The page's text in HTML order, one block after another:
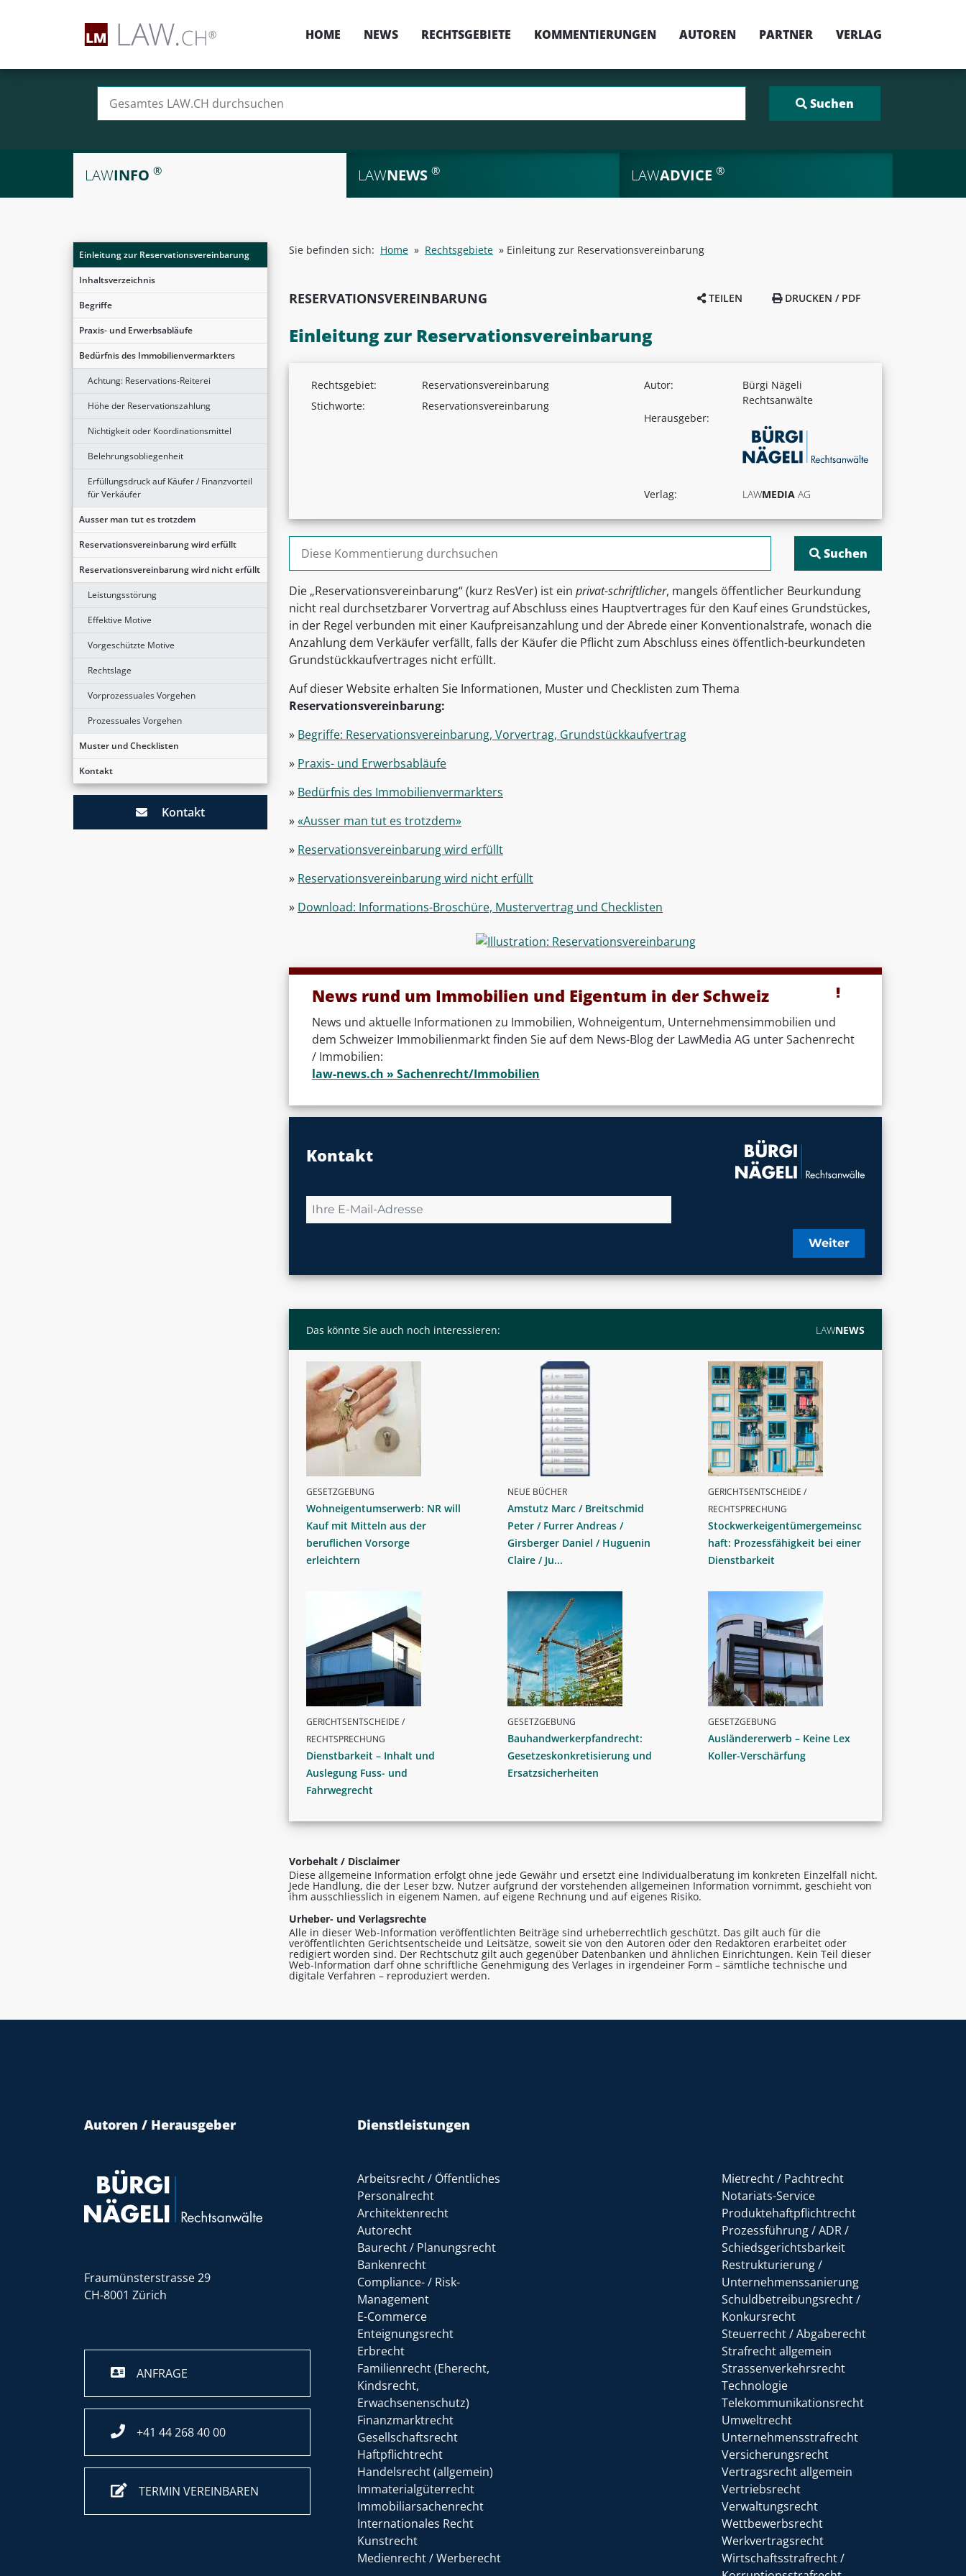
HOME NEWS RECHTSGEBIETE KOMMENTIERUNGEN AUTOREN PARTNER VERLAG
LAWINFO ® LAWNEWS ® LAWADVICE ®
Einleitung zur Reservationsvereinbarung
Inhaltsverzeichnis
Begriffe
Praxis- und Erwerbsabläufe
Bedürfnis des Immobilienvermarkters
Achtung: Reservations-Reiterei
Höhe der Reservationszahlung
Nichtigkeit oder Koordinationsmittel
Belehrungsobliegenheit
Erfüllungsdruck auf Käufer / Finanzvorteil
für Verkäufer
Ausser man tut es trotzdem
Reservationsvereinbarung wird erfüllt
Reservationsvereinbarung wird nicht erfüllt
Leistungsstörung
Effektive Motive
Vorgeschützte Motive
Rechtslage
Vorprozessuales Vorgehen
Prozessuales Vorgehen
Muster und Checklisten
Kontakt
Kontakt
Sie befinden sich: Home » Rechtsgebiete » Einleitung zur Reservationsvereinbarung
RESERVATIONSVEREINBARUNG TEILEN DRUCKEN / PDF
Einleitung zur Reservationsvereinbarung
Rechtsgebiet:
Reservationsvereinbarung
Stichworte:
Reservationsvereinbarung
Autor:
Bürgi Nägeli
Rechtsanwälte
Herausgeber:
Verlag: LAWMEDIA AG
Suchen nach:
Die „Reservationsvereinbarung“ (kurz ResVer) ist ein privat-schriftlicher, mangels öffentlicher Beurkundung
nicht real durchsetzbarer Vorvertrag auf Abschluss eines Hauptvertrages für den Kauf eines Grundstückes,
in der Regel verbunden mit einer Kaufpreisanzahlung und der Abrede einer Konventionalstrafe, wonach die
Anzahlung dem Verkäufer verfällt, falls der Käufer die Pflicht zum Abschluss eines öffentlich-beurkundeten
Grundstückkaufvertrages nicht erfüllt.
Auf dieser Website erhalten Sie Informationen, Muster und Checklisten zum Thema
Reservationsvereinbarung:
» Begriffe: Reservationsvereinbarung, Vorvertrag, Grundstückkaufvertrag
» Praxis- und Erwerbsabläufe
» Bedürfnis des Immobilienvermarkters
»«Ausser man tut es trotzdem»
» Reservationsvereinbarung wird erfüllt
» Reservationsvereinbarung wird nicht erfüllt
» Download: Informations-Broschüre, Mustervertrag und Checklisten
News rund um Immobilien und Eigentum in der Schweiz
News und aktuelle Informationen zu Immobilien, Wohneigentum, Unternehmensimmobilien und
dem Schweizer Immobilienmarkt finden Sie auf dem News-Blog der LawMedia AG unter Sachenrecht
/ Immobilien:
law-news.ch » Sachenrecht/Immobilien
Kontakt
Weiter
Das könnte Sie auch noch interessieren: LAWNEWS
GESETZGEBUNG
Wohneigentumserwerb: NR will
Kauf mit Mitteln aus der
beruflichen Vorsorge
erleichtern
NEUE BÜCHER
Amstutz Marc / Breitschmid
Peter / Furrer Andreas /
Girsberger Daniel / Huguenin
Claire / Ju...
GERICHTSENTSCHEIDE /
RECHTSPRECHUNG
Stockwerkeigentümergemeinsc
haft: Prozessfähigkeit bei einer
Dienstbarkeit
GERICHTSENTSCHEIDE /
RECHTSPRECHUNG
Dienstbarkeit – Inhalt und
Auslegung Fuss- und
Fahrwegrecht
GESETZGEBUNG
Bauhandwerkerpfandrecht:
Gesetzeskonkretisierung und
Ersatzsicherheiten
GESETZGEBUNG
Ausländererwerb – Keine Lex
Koller-Verschärfung
Vorbehalt / Disclaimer
Diese allgemeine Information erfolgt ohne jede Gewähr und ersetzt eine Individualberatung im konkreten Einzelfall nicht.
Jede Handlung, die der Leser bzw. Nutzer aufgrund der vorstehenden allgemeinen Information vornimmt, geschieht von
ihm ausschliesslich in eigenem Namen, auf eigene Rechnung und auf eigenes Risiko.
Urheber- und Verlagsrechte
Alle in dieser Web-Information veröffentlichten Beiträge sind urheberrechtlich geschützt. Das gilt auch für die
veröffentlichten Gerichtsentscheide und Leitsätze, soweit sie von den Autoren oder den Redaktoren erarbeitet oder
redigiert worden sind. Der Rechtschutz gilt auch gegenüber Datenbanken und ähnlichen Einrichtungen. Kein Teil dieser
Web-Information darf ohne schriftliche Genehmigung des Verlages in irgendeiner Form – sämtliche technische und
digitale Verfahren – reproduziert werden.
Autoren / Herausgeber
Fraumünsterstrasse 29
CH-8001 Zürich
ANFRAGE
+41 44 268 40 00
TERMIN VEREINBAREN
Dienstleistungen
Arbeitsrecht / Öffentliches
Personalrecht
Architektenrecht
Autorecht
Baurecht / Planungsrecht
Bankenrecht
Compliance- / Risk-
Management
E-Commerce
Enteignungsrecht
Erbrecht
Familienrecht (Eherecht,
Kindsrecht,
Erwachsenenschutz)
Finanzmarktrecht
Gesellschaftsrecht
Haftpflichtrecht
Handelsrecht (allgemein)
Immaterialgüterrecht
Immobiliarsachenrecht
Internationales Recht
Kunstrecht
Medienrecht / Werberecht
Mietrecht / Pachtrecht
Notariats-Service
Produktehaftpflichtrecht
Prozessführung / ADR /
Schiedsgerichtsbarkeit
Restrukturierung /
Unternehmenssanierung
Schuldbetreibungsrecht /
Konkursrecht
Steuerrecht / Abgaberecht
Strafrecht allgemein
Strassenverkehrsrecht
Technologie
Telekommunikationsrecht
Umweltrecht
Unternehmensstrafrecht
Versicherungsrecht
Vertragsrecht allgemein
Vertriebsrecht
Verwaltungsrecht
Wettbewerbsrecht
Werkvertragsrecht
Wirtschaftsstrafrecht /